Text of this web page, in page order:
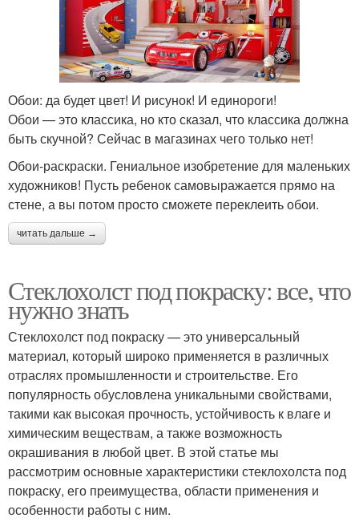
Обои: да будет цвет! И рисунок! И единороги!
Обои — это классика, но кто сказал, что классика должна
быть скучной? Сейчас в магазинах чего только нет!
Обои-раскраски. Гениальное изобретение для маленьких
художников! Пусть ребенок самовыражается прямо на
стене, а вы потом просто сможете переклеить обои.
читать дальше →
Стеклохолст под покраску: все, что
нужно знать
Стеклохолст под покраску — это универсальный
материал, который широко применяется в различных
отраслях промышленности и строительстве. Его
популярность обусловлена уникальными свойствами,
такими как высокая прочность, устойчивость к влаге и
химическим веществам, а также возможность
окрашивания в любой цвет. В этой статье мы
рассмотрим основные характеристики стеклохолста под
покраску, его преимущества, области применения и
особенности работы с ним.